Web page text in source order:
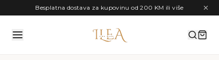
Preskoči na sadržajBesplatna dostava za kupovinu od 200 KM ili više